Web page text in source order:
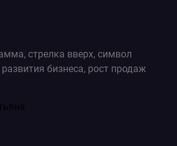
стрелка вверх, символ
бизнеса, рост продаж